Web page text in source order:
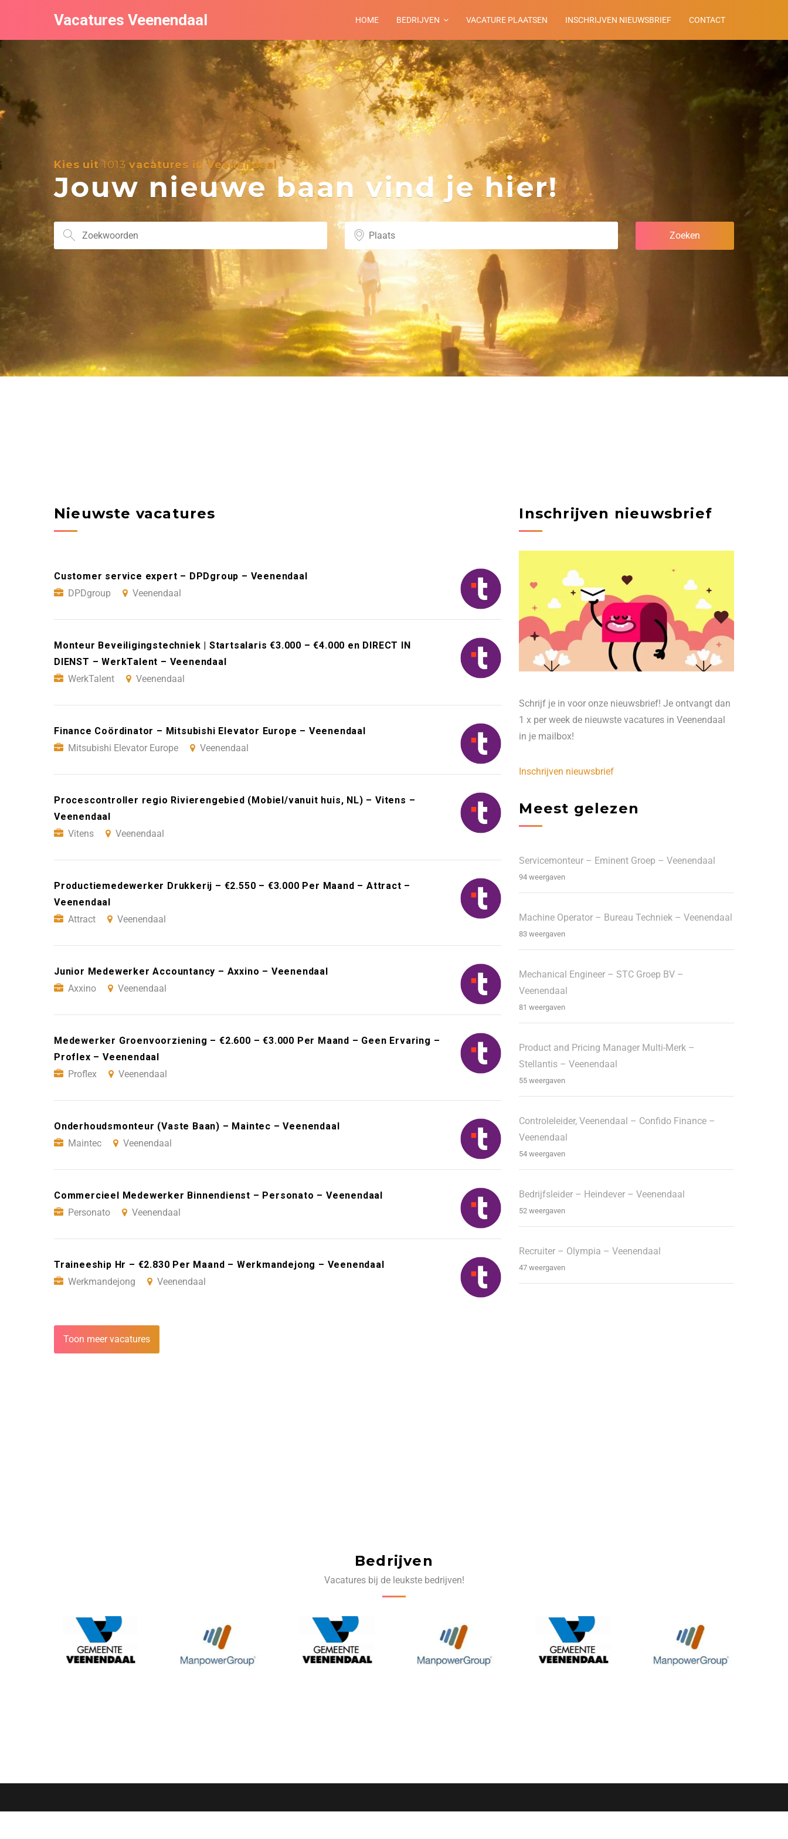
Vacatures Veenendaal HOME BEDRIJVEN VACATURE PLAATSEN INSCHRIJVEN NIEUWSBRIEF CONTACT
Kies uit 1013 vacatures in Veenendaal
Jouw nieuwe baan vind je hier!
Nieuwste vacatures
Customer service expert – DPDgroup – Veenendaal
DPDgroup
Veenendaal
Monteur Beveiligingstechniek | Startsalaris €3.000 – €4.000 en DIRECT IN
DIENST – WerkTalent – Veenendaal
WerkTalent
Veenendaal
Finance Coördinator – Mitsubishi Elevator Europe – Veenendaal
Mitsubishi Elevator Europe
Veenendaal
Procescontroller regio Rivierengebied (Mobiel/vanuit huis, NL) – Vitens –
Veenendaal
Vitens
Veenendaal
Productiemedewerker Drukkerij – €2.550 – €3.000 Per Maand – Attract –
Veenendaal
Attract
Veenendaal
Junior Medewerker Accountancy – Axxino – Veenendaal
Axxino
Veenendaal
Medewerker Groenvoorziening – €2.600 – €3.000 Per Maand – Geen Ervaring –
Proflex – Veenendaal
Proflex
Veenendaal
Onderhoudsmonteur (Vaste Baan) – Maintec – Veenendaal
Maintec
Veenendaal
Commercieel Medewerker Binnendienst – Personato – Veenendaal
Personato
Veenendaal
Traineeship Hr – €2.830 Per Maand – Werkmandejong – Veenendaal
Werkmandejong
Veenendaal
Toon meer vacatures
Inschrijven nieuwsbrief
Schrijf je in voor onze nieuwsbrief! Je ontvangt dan
1 x per week de nieuwste vacatures in Veenendaal
in je mailbox!
Inschrijven nieuwsbrief
Meest gelezen
Servicemonteur – Eminent Groep – Veenendaal
94 weergaven
Machine Operator – Bureau Techniek – Veenendaal
83 weergaven
Mechanical Engineer – STC Groep BV –
Veenendaal
81 weergaven
Product and Pricing Manager Multi-Merk –
Stellantis – Veenendaal
55 weergaven
Controleleider, Veenendaal – Confido Finance –
Veenendaal
54 weergaven
Bedrijfsleider – Heindever – Veenendaal
52 weergaven
Recruiter – Olympia – Veenendaal
47 weergaven
Bedrijven
Vacatures bij de leukste bedrijven!